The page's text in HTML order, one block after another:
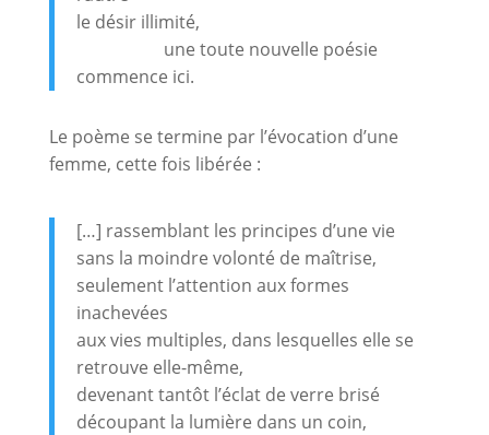
le désir illimité,
une toute nouvelle poésie
commence ici.
Le poème se termine par l’évocation d’une
femme, cette fois libérée :
[…] rassemblant les principes d’une vie
sans la moindre volonté de maîtrise,
seulement l’attention aux formes
inachevées
aux vies multiples, dans lesquelles elle se
retrouve elle-même,
devenant tantôt l’éclat de verre brisé
découpant la lumière dans un coin,